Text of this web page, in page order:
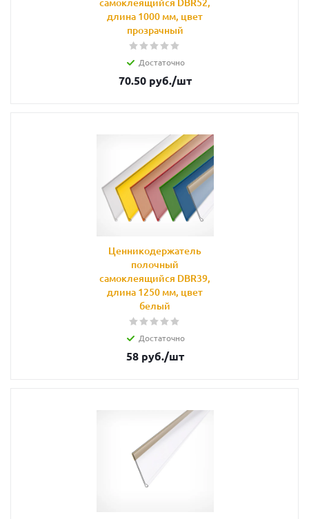
длина 1000 мм, цвет
прозрачный
Достаточно
70.50руб./шт
Ценникодержатель
полочный
самоклеящийся DBR39,
длина 1250 мм, цвет
белый
Достаточно
58руб./шт